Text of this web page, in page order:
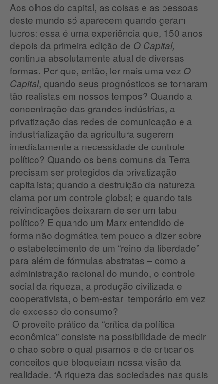
Aos olhos do capital, as coisas e as pessoas
deste mundo só aparecem quando geram
lucros: essa é uma experiência que, 150 anos
depois da primeira edição de O Capital,
continua absolutamente atual de diversas
formas. Por que, então, ler mais uma vez O
Capital, quando seus prognósticos se tornaram
tão realistas em nossos tempos? Quando a
concentração das grandes indústrias, a
privatização das redes de comunicação e a
industrialização da agricultura sugerem
imediatamente a necessidade de controle
político? Quando os bens comuns da Terra
precisam ser protegidos da privatização
capitalista; quando a destruição da natureza
clama por um controle global; e quando tais
reivindicações deixaram de ser um tabu
político? E quando um Marx entendido de
forma não dogmática tem pouco a dizer sobre
o estabelecimento de um “reino da liberdade”
para além de fórmulas abstratas – como a
administração racional do mundo, o controle
social da riqueza, a produção civilizada e
cooperativista, o bem-estar temporário em vez
de excesso do consumo?
O proveito prático da “crítica da política
econômica” consiste na possibilidade de medir
o chão sobre o qual pisamos e de criticar os
conceitos que bloqueiam nossa visão da
realidade. “A riqueza das sociedades nas quais